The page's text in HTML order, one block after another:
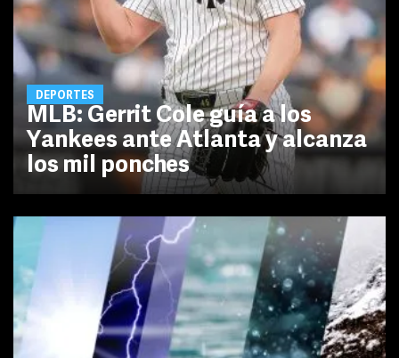
DEPORTES
MLB: Gerrit Cole guía a los
Yankees ante Atlanta y alcanza
los mil ponches